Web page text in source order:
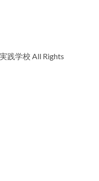
践学校 All Rights